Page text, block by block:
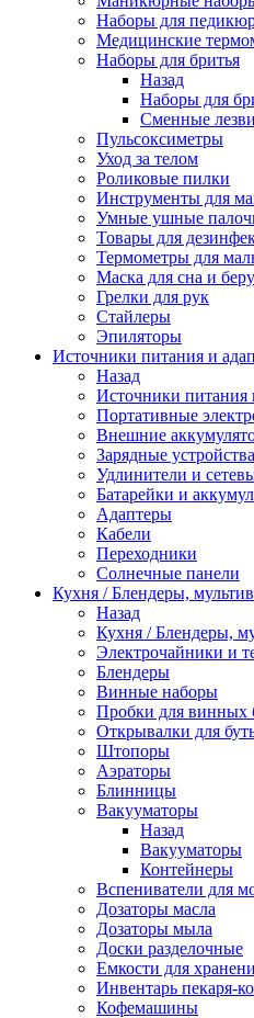
Наборы для
Медицинские
Наборы для бритья
Назад
Наборы для
Сменные
Пульсоксиметры
Уход за телом
Роликовые пилки
Инструменты для
Умные ушные
Товары для
Термометры для
Маска для сна и
Грелки для рук
Стайлеры
Эпиляторы
Источники питания и
Назад
Источники питания
Портативные
Внешние
Зарядные устройства
Удлинители и
Батарейки и
Адаптеры
Кабели
Переходники
Солнечные панели
Кухня / Блендеры,
Назад
Кухня / Блендеры,
Электрочайники и
Блендеры
Винные наборы
Пробки для винных
Открывалки для
Штопоры
Аэраторы
Блинницы
Вакууматоры
Назад
Вакууматоры
Контейнеры
Вспениватели для
Дозаторы масла
Дозаторы мыла
Доски разделочные
Емкости для
Инвентарь пекаря-
Кофемашины